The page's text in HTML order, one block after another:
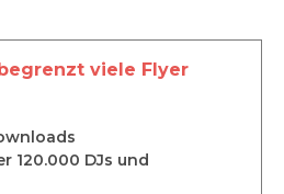
viele Flyer
120.000 DJs und